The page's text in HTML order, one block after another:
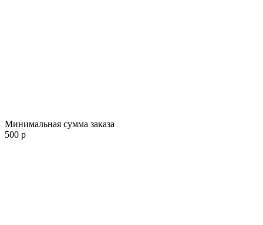
Минимальная сумма заказа
500 р